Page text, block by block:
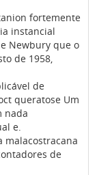
fortemente
instancial
Newbury que o
de 1958,
de
queratose Um
nada
e.
malacostracana
de